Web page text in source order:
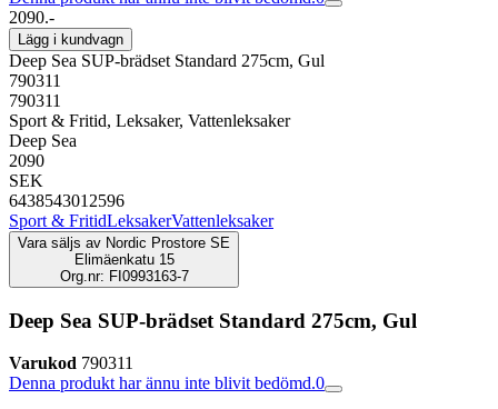
2090.-
Lägg i kundvagn
Deep Sea SUP-brädset Standard 275cm, Gul
790311
790311
Sport & Fritid, Leksaker, Vattenleksaker
Deep Sea
2090
SEK
6438543012596
Sport & FritidLeksakerVattenleksaker
Vara säljs av Nordic Prostore SE
Elimäenkatu 15
Org.nr: FI0993163-7
Deep Sea SUP-brädset Standard 275cm, Gul
Varukod 790311
Denna produkt har ännu inte blivit bedömd.0